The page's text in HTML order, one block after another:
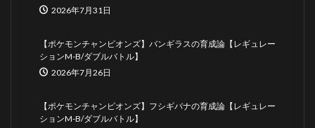
2026年7月31日
【ポケモンチャンピオンズ】バンギラスの育成論【レギュレー
ションM-B/ダブルバトル】
2026年7月26日
【ポケモンチャンピオンズ】フシギバナの育成論【レギュレー
ションM-B/ダブルバトル】